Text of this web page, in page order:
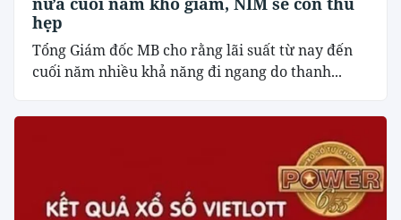
hẹp
Tổng Giám đốc MB cho rằng lãi suất từ nay đến
cuối năm nhiều khả năng đi ngang do thanh...